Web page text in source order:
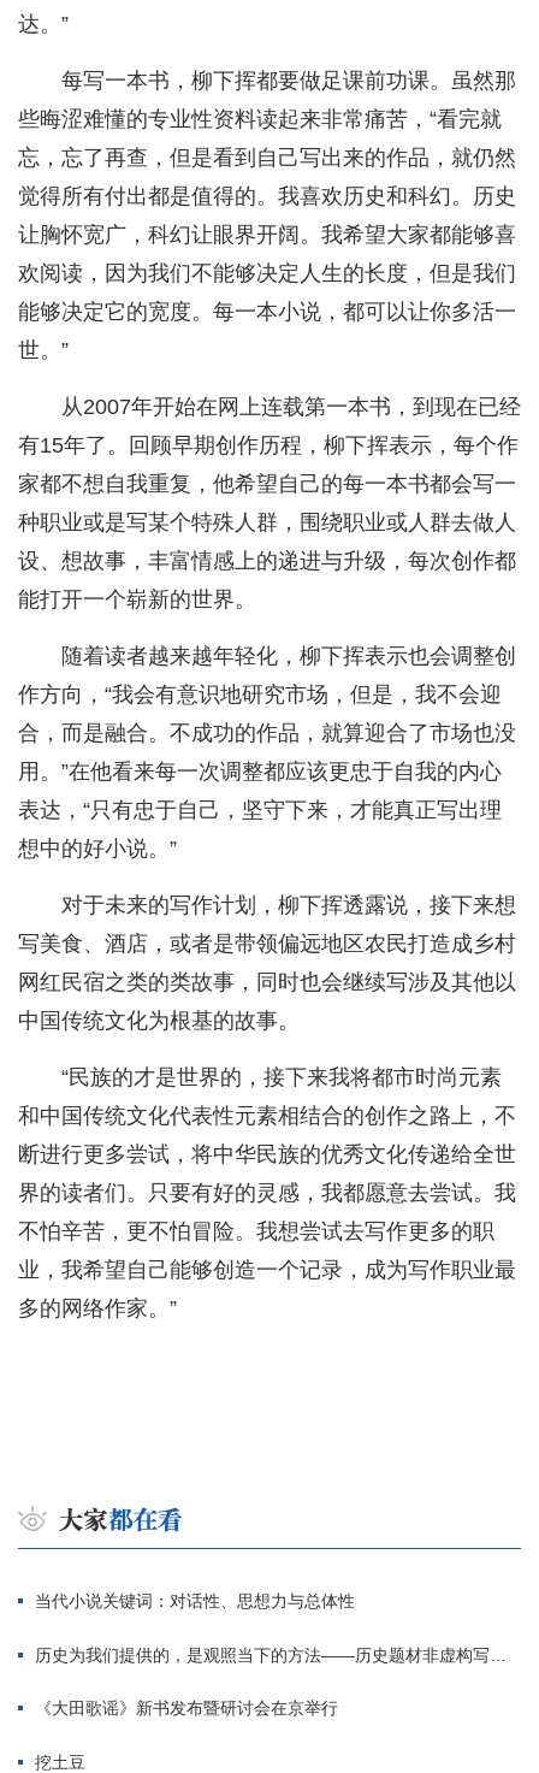
达。”
每写一本书，柳下挥都要做足课前功课。虽然那
些晦涩难懂的专业性资料读起来非常痛苦，“看完就
忘，忘了再查，但是看到自己写出来的作品，就仍然
觉得所有付出都是值得的。我喜欢历史和科幻。历史
让胸怀宽广，科幻让眼界开阔。我希望大家都能够喜
欢阅读，因为我们不能够决定人生的长度，但是我们
能够决定它的宽度。每一本小说，都可以让你多活一
世。”
从2007年开始在网上连载第一本书，到现在已经
有15年了。回顾早期创作历程，柳下挥表示，每个作
家都不想自我重复，他希望自己的每一本书都会写一
种职业或是写某个特殊人群，围绕职业或人群去做人
设、想故事，丰富情感上的递进与升级，每次创作都
能打开一个崭新的世界。
随着读者越来越年轻化，柳下挥表示也会调整创
作方向，“我会有意识地研究市场，但是，我不会迎
合，而是融合。不成功的作品，就算迎合了市场也没
用。”在他看来每一次调整都应该更忠于自我的内心
表达，“只有忠于自己，坚守下来，才能真正写出理
想中的好小说。”
对于未来的写作计划，柳下挥透露说，接下来想
写美食、酒店，或者是带领偏远地区农民打造成乡村
网红民宿之类的类故事，同时也会继续写涉及其他以
中国传统文化为根基的故事。
“民族的才是世界的，接下来我将都市时尚元素
和中国传统文化代表性元素相结合的创作之路上，不
断进行更多尝试，将中华民族的优秀文化传递给全世
界的读者们。只要有好的灵感，我都愿意去尝试。我
不怕辛苦，更不怕冒险。我想尝试去写作更多的职
业，我希望自己能够创造一个记录，成为写作职业最
多的网络作家。”
当代小说关键词：对话性、思想力与总体性
历史为我们提供的，是观照当下的方法——历史题材非虚构写作多人谈
《大田歌谣》新书发布暨研讨会在京举行
挖土豆